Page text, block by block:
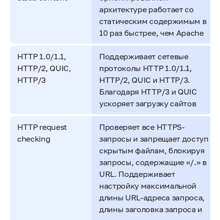
архитектуре работает со
статическим содержимым в
10 раз быстрее, чем Apache
HTTP 1.0/1.1,
HTTP/2, QUIC,
HTTP/3
Поддерживает сетевые
протоколы HTTP 1.0/1.1,
HTTP/2, QUIC и HTTP/3.
Благодаря HTTP/3 и QUIC
ускоряет загрузку сайтов
HTTP request
checking
Проверяет все HTTPS-
запросы и запрещает доступ к
скрытым файлам, блокируя
запросы, содержащие «/.» в
URL. Поддерживает
настройку максимальной
длины URL-адреса запроса,
длины заголовка запроса и